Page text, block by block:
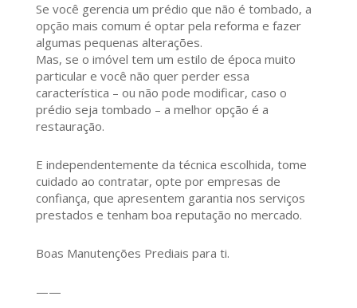
Se você gerencia um prédio que não é tombado, a
opção mais comum é optar pela reforma e fazer
algumas pequenas alterações.
Mas, se o imóvel tem um estilo de época muito
particular e você não quer perder essa
característica – ou não pode modificar, caso o
prédio seja tombado – a melhor opção é a
restauração.
E independentemente da técnica escolhida, tome
cuidado ao contratar, opte por empresas de
confiança, que apresentem garantia nos serviços
prestados e tenham boa reputação no mercado.
Boas Manutenções Prediais para ti.
——